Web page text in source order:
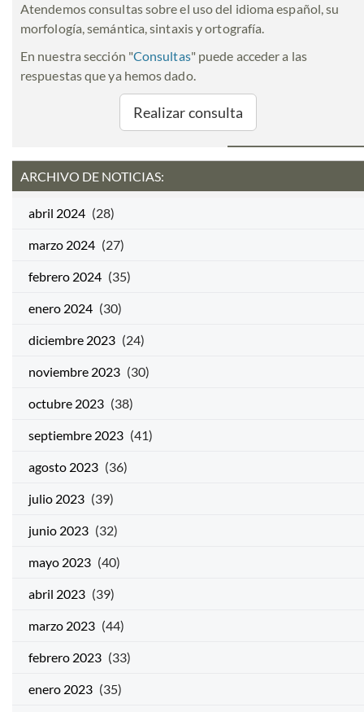
Atendemos consultas sobre el uso del idioma español, su
morfología, semántica, sintaxis y ortografía.
En nuestra sección "Consultas" puede acceder a las
respuestas que ya hemos dado.
Realizar consulta
ARCHIVO DE NOTICIAS:
abril 2024 (28)
marzo 2024 (27)
febrero 2024 (35)
enero 2024 (30)
diciembre 2023 (24)
noviembre 2023 (30)
octubre 2023 (38)
septiembre 2023 (41)
agosto 2023 (36)
julio 2023 (39)
junio 2023 (32)
mayo 2023 (40)
abril 2023 (39)
marzo 2023 (44)
febrero 2023 (33)
enero 2023 (35)